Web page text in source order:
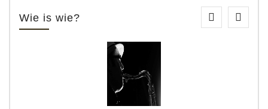
Wie is wie?